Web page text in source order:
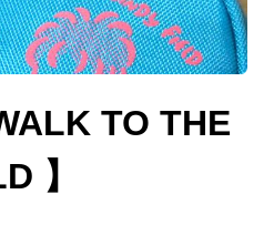
TO THE
】